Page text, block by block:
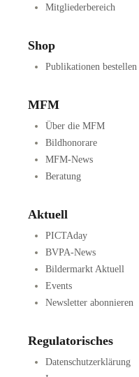
Mitgliederbereich
Shop
Publikationen bestellen
MFM
Über die MFM
Bildhonorare
MFM-News
Beratung
Aktuell
PICTAday
BVPA-News
Bildermarkt Aktuell
Events
Newsletter abonnieren
Regulatorisches
Datenschutzerklärung